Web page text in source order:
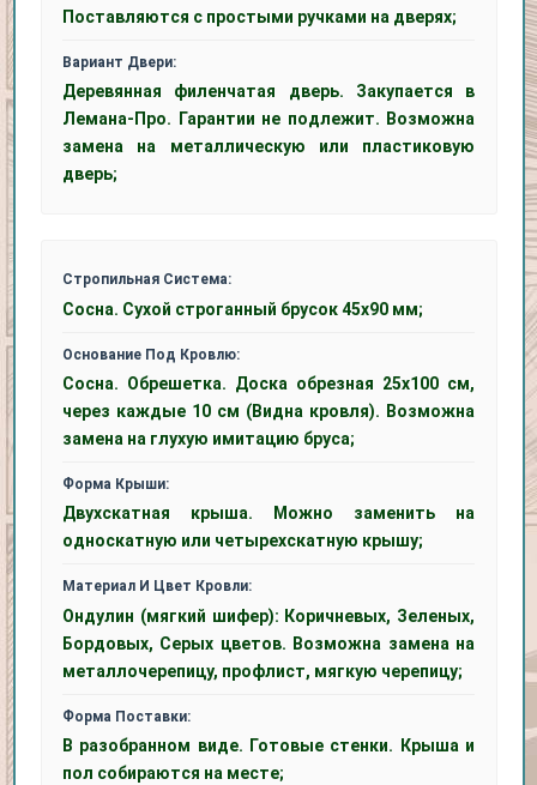
Поставляются с простыми ручками на дверях;
Вариант Двери:
Деревянная филенчатая дверь. Закупается в
Лемана-Про. Гарантии не подлежит. Возможна
замена на металлическую или пластиковую
дверь;
Стропильная Система:
Сосна. Сухой строганный брусок 45x90 мм;
Основание Под Кровлю:
Сосна. Обрешетка. Доска обрезная 25х100 см,
через каждые 10 см (Видна кровля). Возможна
замена на глухую имитацию бруса;
Форма Крыши:
Двухскатная крыша. Можно заменить на
односкатную или четырехскатную крышу;
Материал И Цвет Кровли:
Ондулин (мягкий шифер): Коричневых, Зеленых,
Бордовых, Серых цветов. Возможна замена на
металлочерепицу, профлист, мягкую черепицу;
Форма Поставки:
В разобранном виде. Готовые стенки. Крыша и
пол собираются на месте;